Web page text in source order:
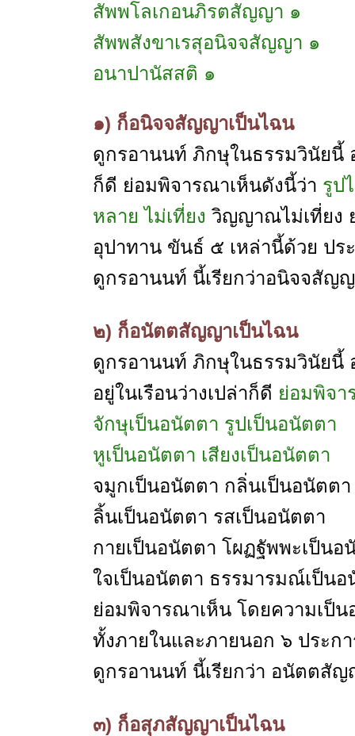
สัพพโลเกอนภิรตสัญญา ๑
สัพพสังขาเรสุอนิจจสัญญา ๑
อนาปานัสสติ ๑
๑) ก็อนิจจสัญญาเป็นไฉน
ดูกรอานนท์ ภิกษุในธรรมวินัยนี้
ก็ดี ย่อมพิจารณาเห็นดังนี้ว่า รูป
หลาย ไม่เที่ยง วิญญาณไม่เที่ยง
อุปาทาน ขันธ์ ๕ เหล่านี้ด้วย ปร
ดูกรอานนท์ นี้เรียกว่าอนิจจสัญ
๒) ก็อนัตตสัญญาเป็นไฉน
ดูกรอานนท์ ภิกษุในธรรมวินัยนี้
อยู่ในเรือนว่างเปล่าก็ดี ย่อมพิจา
จักษุเป็นอนัตตา รูปเป็นอนัตตา
หูเป็นอนัตตา เสียงเป็นอนัตตา
จมูกเป็นอนัตตา กลิ่นเป็นอนัตตา
ลิ้นเป็นอนัตตา รสเป็นอนัตตา
กายเป็นอนัตตา โผฏฐัพพะเป็นอ
ใจเป็นอนัตตา ธรรมารมณ์เป็นอ
ย่อมพิจารณาเห็น โดยความเป็
ทั้งภายในและภายนอก ๖ ประก
ดูกรอานนท์ นี้เรียกว่า อนัตตสัญ
๓) ก็อสุภสัญญาเป็นไฉน